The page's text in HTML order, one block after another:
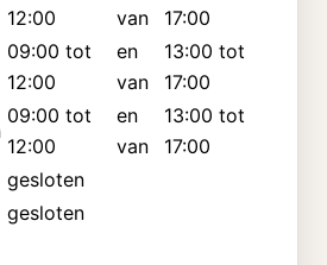
12:00
van
17:00
09:00 tot
12:00
en
van
13:00 tot
17:00
09:00 tot
12:00
en
van
13:00 tot
17:00
gesloten
gesloten